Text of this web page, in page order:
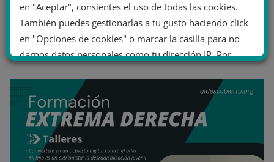
en "Aceptar", consientes el uso de todas las cookies.
También puedes gestionarlas a tu gusto haciendo click
en "Opciones de cookies" o marcar la casilla para no
darnos datos personales como tu dirección IP. Por
No dar mi información personal
Opciones de cookies